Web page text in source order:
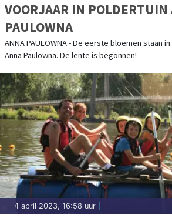
VOORJAAR IN POLDERTUIN
PAULOWNA
ANNA PAULOWNA - De eerste bloemen staan
Anna Paulowna. De lente is begonnen!
4 april 2023, 16:58 uur